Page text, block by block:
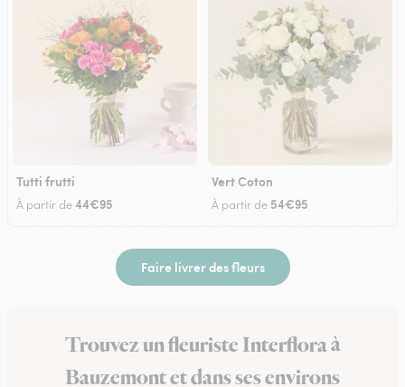
Tutti frutti
À partir de44€95
Vert Coton
À partir de 54€95
Faire livrer des fleurs
Trouvez un fleuriste Interflora à
Bauzemont et dans ses environs